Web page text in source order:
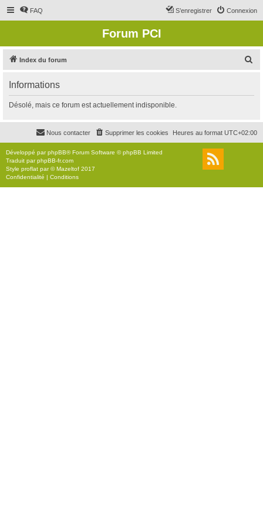
FAQ Connexion
S’enregistrer
Forum PCI
Index du forum
r
c
r
Informations
Désolé, mais ce forum est actuellement indisponible.
Heures au format UTC+02:00
Supprimer les cookies
Nous contacter
Développé parphpBB® Forum Software © phpBB Limited
Traduit parphpBB-fr.com
Style proflat par ©Mazeltof 2017
Confidentialité | Conditions